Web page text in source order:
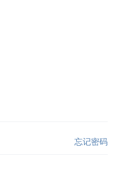
忘记密码